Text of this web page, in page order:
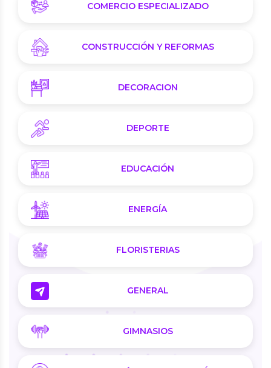
COMERCIO ESPECIALIZADO
CONSTRUCCIÓN Y REFORMAS
DECORACION
DEPORTE
EDUCACIÓN
ENERGÍA
FLORISTERIAS
GENERAL
GIMNASIOS